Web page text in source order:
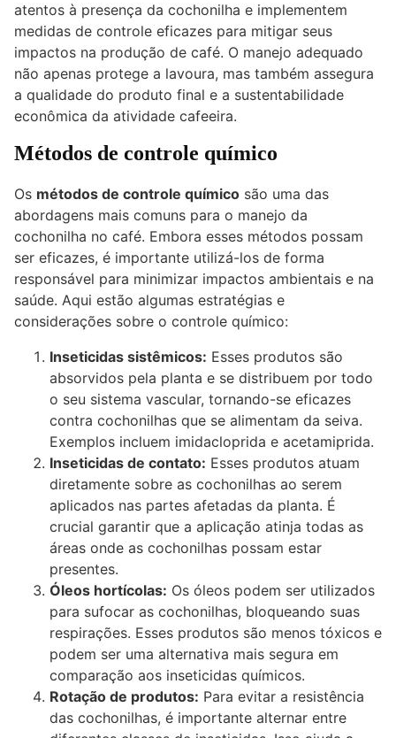
atentos à presença da cochonilha e implementem
medidas de controle eficazes para mitigar seus
impactos na produção de café. O manejo adequado
não apenas protege a lavoura, mas também assegura
a qualidade do produto final e a sustentabilidade
econômica da atividade cafeeira.
Métodos de controle químico
Os métodos de controle químico são uma das
abordagens mais comuns para o manejo da
cochonilha no café. Embora esses métodos possam
ser eficazes, é importante utilizá-los de forma
responsável para minimizar impactos ambientais e na
saúde. Aqui estão algumas estratégias e
considerações sobre o controle químico:
Inseticidas sistêmicos: Esses produtos são
absorvidos pela planta e se distribuem por todo
o seu sistema vascular, tornando-se eficazes
contra cochonilhas que se alimentam da seiva.
Exemplos incluem imidacloprida e acetamiprida.
Inseticidas de contato: Esses produtos atuam
diretamente sobre as cochonilhas ao serem
aplicados nas partes afetadas da planta. É
crucial garantir que a aplicação atinja todas as
áreas onde as cochonilhas possam estar
presentes.
Óleos hortícolas: Os óleos podem ser utilizados
para sufocar as cochonilhas, bloqueando suas
respirações. Esses produtos são menos tóxicos e
podem ser uma alternativa mais segura em
comparação aos inseticidas químicos.
Rotação de produtos: Para evitar a resistência
das cochonilhas, é importante alternar entre